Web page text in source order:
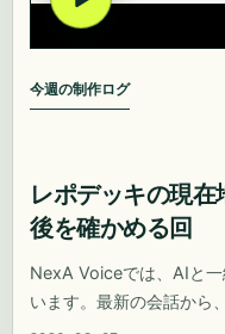
今週の制作ログ
レポデッキの現
後を確かめる回
NexA Voiceでは、AIと
います。最新の会話から
い。